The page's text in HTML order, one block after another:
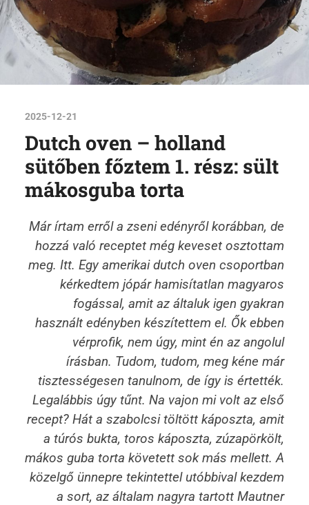
2025-12-21
Dutch oven – holland
sütőben főztem 1. rész: sült
mákosguba torta
Már írtam erről a zseni edényről korábban, de
hozzá való receptet még keveset osztottam
meg. Itt. Egy amerikai dutch oven csoportban
kérkedtem jópár hamisítatlan magyaros
fogással, amit az általuk igen gyakran
használt edényben készítettem el. Ők ebben
vérprofik, nem úgy, mint én az angolul
írásban. Tudom, tudom, meg kéne már
tisztességesen tanulnom, de így is értették.
Legalábbis úgy tűnt. Na vajon mi volt az első
recept? Hát a szabolcsi töltött káposzta, amit
a túrós bukta, toros káposzta, zúzapörkölt,
mákos guba torta követett sok más mellett. A
közelgő ünnepre tekintettel utóbbival kezdem
a sort, az általam nagyra tartott Mautner